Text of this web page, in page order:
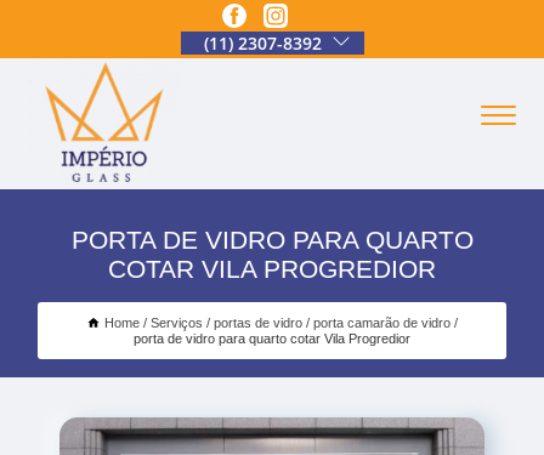
(11) 2307-8392
PORTA DE VIDRO PARA QUARTO
COTAR VILA PROGREDIOR
Home Serviços portas de vidro
porta camarão de vidro
porta de vidro para quarto cotar Vila Progredior